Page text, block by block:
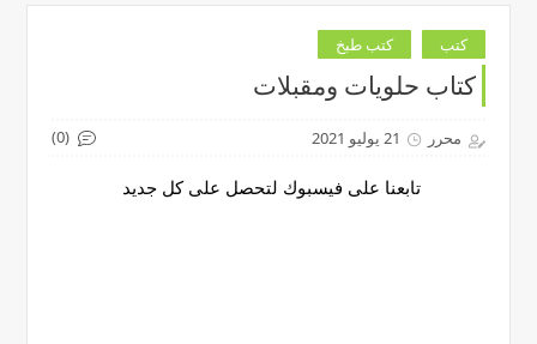
كتب كتب طبخ
كتاب حلويات ومقبلات
محرر 21 يوليو 2021 (0)
تابعنا على فيسبوك لتحصل على كل جديد